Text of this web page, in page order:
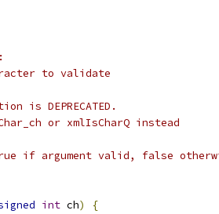
to validate
is DEPRECATED.
or xmlIsCharQ instead
if argument valid, false
int ch)
{